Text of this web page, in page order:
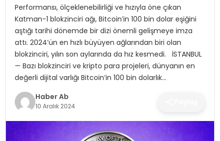
SPOR
SAĞLIK
MAGAZIN
YAŞAM
Performansı, ölçeklenebilirliği ve hızıyla öne çıkan
Katman-1 blokzinciri ağı, Bitcoin’in 100 bin dolar eşiğini
aştığı tarihi dönemde bir dizi önemli gelişmeye imza
attı. 2024’ün en hızlı büyüyen ağlarından biri olan
blokzinciri, yılın son aylarında da hız kesmedi. İSTANBUL
— Bazı blokzinciri ve kripto para projeleri, dünyanın en
değerli dijital varlığı Bitcoin’in 100 bin dolarlık…
Haber Ab
10 Aralık 2024